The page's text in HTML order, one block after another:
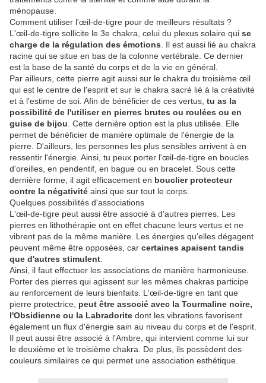
ménopause.
Comment utiliser l'œil-de-tigre pour de meilleurs résultats ?
L'œil-de-tigre sollicite le 3e chakra, celui du plexus solaire qui se
charge de la régulation des émotions . Il est aussi lié au chakra
racine qui se situe en bas de la colonne vertébrale. Ce dernier
est la base de la santé du corps et de la vie en général.
Par ailleurs, cette pierre agit aussi sur le chakra du troisième œil
qui est le centre de l'esprit et sur le chakra sacré lié à la créativité
et à l'estime de soi. Afin de bénéficier de ces vertus, tu as la
possibilité de l'utiliser en pierres brutes ou roulées ou en
guise de bijou . Cette dernière option est la plus utilisée. Elle
permet de bénéficier de manière optimale de l'énergie de la
pierre. D'ailleurs, les personnes les plus sensibles arrivent à en
ressentir l'énergie. Ainsi, tu peux porter l'œil-de-tigre en boucles
d'oreilles, en pendentif, en bague ou en bracelet. Sous cette
dernière forme, il agit efficacement en bouclier protecteur
contre la négativité ainsi que sur tout le corps.
Quelques possibilités d'associations
L'œil-de-tigre peut aussi être associé à d'autres pierres. Les
pierres en lithothérapie ont en effet chacune leurs vertus et ne
vibrent pas de la même manière. Les énergies qu'elles dégagent
peuvent même être opposées, car certaines apaisent tandis
que d'autres stimulent
Ainsi, il faut effectuer les associations de manière harmonieuse.
Porter des pierres qui agissent sur les mêmes chakras participe
au renforcement de leurs bienfaits. L'œil-de-tigre en tant que
pierre protectrice, peut être associé avec la Tourmaline noire,
l'Obsidienne ou la Labradorite dont les vibrations favorisent
également un flux d'énergie sain au niveau du corps et de l'esprit.
Il peut aussi être associé à l'Ambre, qui intervient comme lui sur
le deuxième et le troisième chakra. De plus, ils possèdent des
couleurs similaires ce qui permet une association esthétique.